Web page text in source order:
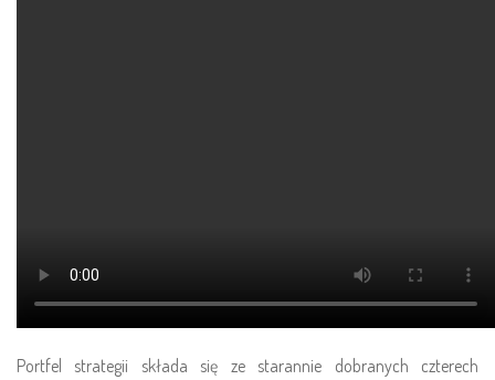
Portfel strategii składa się ze starannie dobranych czterech